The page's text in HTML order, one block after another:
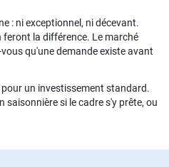
: ni exceptionnel, ni décevant.
feront la différence. Le marché
qu'une demande existe avant
un investissement standard.
saisonnière si le cadre s'y prête, ou